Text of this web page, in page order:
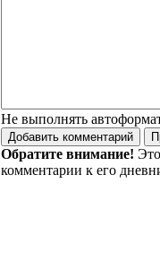
Не выполнять
Обратите внимание!
комментарии к его